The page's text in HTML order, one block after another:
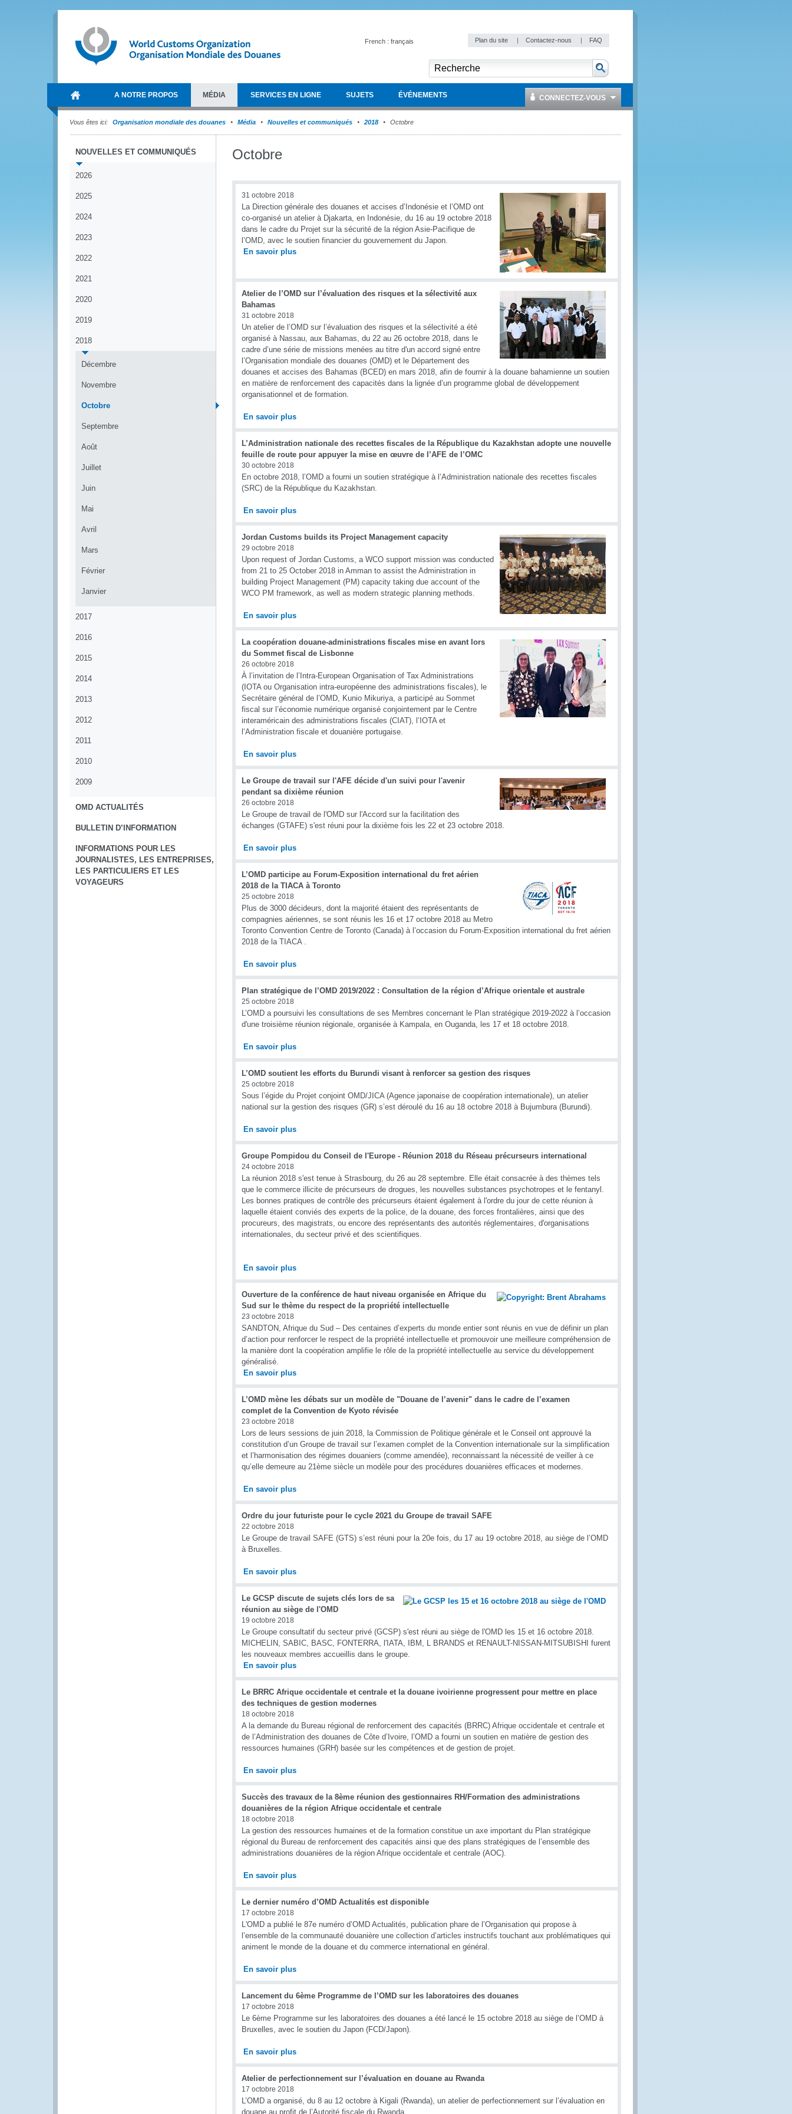
French : français Plan du site | Contactez-nous | FAQ
A NOTRE PROPOS MÉDIA SERVICES EN LIGNE SUJETS ÉVÉNEMENTS CONNECTEZ-VOUS
Vous êtes ici: Organisation mondiale des douanes Média Nouvelles et communiqués 2018 Octobre
NOUVELLES ET COMMUNIQUÉS
2026
2025
2024
2023
2022
2021
2020
2019
2018
Décembre
Novembre
Octobre
Septembre
Août
Juillet
Juin
Mai
Avril
Mars
Février
Janvier
2017
2016
2015
2014
2013
2012
2011
2010
2009
OMD ACTUALITÉS
BULLETIN D’INFORMATION
INFORMATIONS POUR LES
JOURNALISTES, LES ENTREPRISES,
LES PARTICULIERS ET LES
VOYAGEURS
Octobre
31 octobre 2018
La Direction générale des douanes et accises d’Indonésie et l’OMD ont
co-organisé un atelier à Djakarta, en Indonésie, du 16 au 19 octobre 2018
dans le cadre du Projet sur la sécurité de la région Asie-Pacifique de
l’OMD, avec le soutien financier du gouvernement du Japon.
En savoir plus
Atelier de l’OMD sur l’évaluation des risques et la sélectivité aux
Bahamas
31 octobre 2018
Un atelier de l’OMD sur l’évaluation des risques et la sélectivité a été
organisé à Nassau, aux Bahamas, du 22 au 26 octobre 2018, dans le
cadre d’une série de missions menées au titre d'un accord signé entre
l’Organisation mondiale des douanes (OMD) et le Département des
douanes et accises des Bahamas (BCED) en mars 2018, afin de fournir à la douane bahamienne un soutien
en matière de renforcement des capacités dans la lignée d’un programme global de développement
organisationnel et de formation.
En savoir plus
L’Administration nationale des recettes fiscales de la République du Kazakhstan adopte une nouvelle
feuille de route pour appuyer la mise en œuvre de l’AFE de l’OMC
30 octobre 2018
En octobre 2018, l’OMD a fourni un soutien stratégique à l’Administration nationale des recettes fiscales
(SRC) de la République du Kazakhstan.
En savoir plus
Jordan Customs builds its Project Management capacity
29 octobre 2018
Upon request of Jordan Customs, a WCO support mission was conducted
from 21 to 25 October 2018 in Amman to assist the Administration in
building Project Management (PM) capacity taking due account of the
WCO PM framework, as well as modern strategic planning methods.
En savoir plus
La coopération douane-administrations fiscales mise en avant lors
du Sommet fiscal de Lisbonne
26 octobre 2018
À l’invitation de l’Intra-European Organisation of Tax Administrations
(IOTA ou Organisation intra-européenne des administrations fiscales), le
Secrétaire général de l’OMD, Kunio Mikuriya, a participé au Sommet
fiscal sur l’économie numérique organisé conjointement par le Centre
interaméricain des administrations fiscales (CIAT), l’IOTA et
l’Administration fiscale et douanière portugaise.
En savoir plus
Le Groupe de travail sur l'AFE décide d'un suivi pour l'avenir
pendant sa dixième réunion
26 octobre 2018
Le Groupe de travail de l'OMD sur l'Accord sur la facilitation des
échanges (GTAFE) s'est réuni pour la dixième fois les 22 et 23 octobre 2018.
En savoir plus
L’OMD participe au Forum-Exposition international du fret aérien
2018 de la TIACA à Toronto
25 octobre 2018
Plus de 3000 décideurs, dont la majorité étaient des représentants de
compagnies aériennes, se sont réunis les 16 et 17 octobre 2018 au Metro
Toronto Convention Centre de Toronto (Canada) à l’occasion du Forum-Exposition international du fret aérien
2018 de la TIACA .
En savoir plus
Plan stratégique de l’OMD 2019/2022 : Consultation de la région d’Afrique orientale et australe
25 octobre 2018
L’OMD a poursuivi les consultations de ses Membres concernant le Plan stratégique 2019-2022 à l’occasion
d'une troisième réunion régionale, organisée à Kampala, en Ouganda, les 17 et 18 octobre 2018.
En savoir plus
L’OMD soutient les efforts du Burundi visant à renforcer sa gestion des risques
25 octobre 2018
Sous l’égide du Projet conjoint OMD/JICA (Agence japonaise de coopération internationale), un atelier
national sur la gestion des risques (GR) s’est déroulé du 16 au 18 octobre 2018 à Bujumbura (Burundi).
En savoir plus
Groupe Pompidou du Conseil de l'Europe - Réunion 2018 du Réseau précurseurs international
24 octobre 2018
La réunion 2018 s'est tenue à Strasbourg, du 26 au 28 septembre. Elle était consacrée à des thèmes tels
que le commerce illicite de précurseurs de drogues, les nouvelles substances psychotropes et le fentanyl.
Les bonnes pratiques de contrôle des précurseurs étaient également à l'ordre du jour de cette réunion à
laquelle étaient conviés des experts de la police, de la douane, des forces frontalières, ainsi que des
procureurs, des magistrats, ou encore des représentants des autorités réglementaires, d'organisations
internationales, du secteur privé et des scientifiques.
En savoir plus
Ouverture de la conférence de haut niveau organisée en Afrique du
Sud sur le thème du respect de la propriété intellectuelle
23 octobre 2018
SANDTON, Afrique du Sud – Des centaines d’experts du monde entier sont réunis en vue de définir un plan
d’action pour renforcer le respect de la propriété intellectuelle et promouvoir une meilleure compréhension de
la manière dont la coopération amplifie le rôle de la propriété intellectuelle au service du développement
généralisé.
En savoir plus
L’OMD mène les débats sur un modèle de ʺDouane de l’avenirʺ dans le cadre de l’examen
complet de la Convention de Kyoto révisée
23 octobre 2018
Lors de leurs sessions de juin 2018, la Commission de Politique générale et le Conseil ont approuvé la
constitution d’un Groupe de travail sur l’examen complet de la Convention internationale sur la simplification
et l’harmonisation des régimes douaniers (comme amendée), reconnaissant la nécessité de veiller à ce
qu’elle demeure au 21ème siècle un modèle pour des procédures douanières efficaces et modernes.
En savoir plus
Ordre du jour futuriste pour le cycle 2021 du Groupe de travail SAFE
22 octobre 2018
Le Groupe de travail SAFE (GTS) s’est réuni pour la 20e fois, du 17 au 19 octobre 2018, au siège de l’OMD
à Bruxelles.
En savoir plus
Le GCSP discute de sujets clés lors de sa
réunion au siège de l'OMD
19 octobre 2018
Le Groupe consultatif du secteur privé (GCSP) s'est réuni au siège de l'OMD les 15 et 16 octobre 2018.
MICHELIN, SABIC, BASC, FONTERRA, l'IATA, IBM, L BRANDS et RENAULT-NISSAN-MITSUBISHI furent
les nouveaux membres accueillis dans le groupe.
En savoir plus
Le BRRC Afrique occidentale et centrale et la douane ivoirienne progressent pour mettre en place
des techniques de gestion modernes
18 octobre 2018
A la demande du Bureau régional de renforcement des capacités (BRRC) Afrique occidentale et centrale et
de l’Administration des douanes de Côte d’Ivoire, l’OMD a fourni un soutien en matière de gestion des
ressources humaines (GRH) basée sur les compétences et de gestion de projet.
En savoir plus
Succès des travaux de la 8ème réunion des gestionnaires RH/Formation des administrations
douanières de la région Afrique occidentale et centrale
18 octobre 2018
La gestion des ressources humaines et de la formation constitue un axe important du Plan stratégique
régional du Bureau de renforcement des capacités ainsi que des plans stratégiques de l’ensemble des
administrations douanières de la région Afrique occidentale et centrale (AOC).
En savoir plus
Le dernier numéro d’OMD Actualités est disponible
17 octobre 2018
L'OMD a publié le 87e numéro d’OMD Actualités, publication phare de l’Organisation qui propose à
l’ensemble de la communauté douanière une collection d’articles instructifs touchant aux problématiques qui
animent le monde de la douane et du commerce international en général.
En savoir plus
Lancement du 6ème Programme de l’OMD sur les laboratoires des douanes
17 octobre 2018
Le 6ème Programme sur les laboratoires des douanes a été lancé le 15 octobre 2018 au siège de l’OMD à
Bruxelles, avec le soutien du Japon (FCD/Japon).
En savoir plus
Atelier de perfectionnement sur l’évaluation en douane au Rwanda
17 octobre 2018
L’OMD a organisé, du 8 au 12 octobre à Kigali (Rwanda), un atelier de perfectionnement sur l’évaluation en
douane au profit de l’Autorité fiscale du Rwanda.